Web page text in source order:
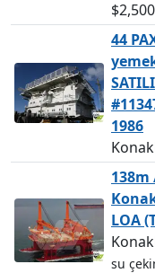
44
1986
LOA
su